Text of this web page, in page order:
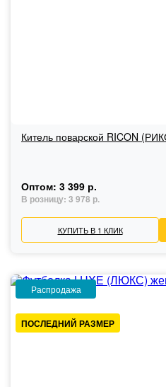
Китель поварской RICON
Оптом: 3 399 р.
В розницу: 3 978 р.
КУПИТЬ В 1 КЛИК
Распродажа
ПОСЛЕДНИЙ РАЗМЕР